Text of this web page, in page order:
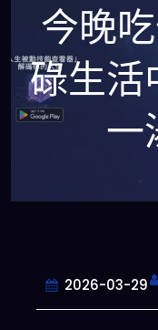
今晚
碌生活
一
2026-03-29